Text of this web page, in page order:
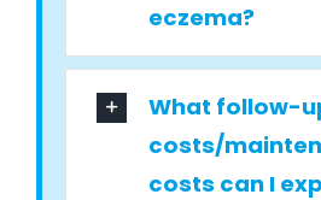
eczema?
What follow-
costs/
costs can I